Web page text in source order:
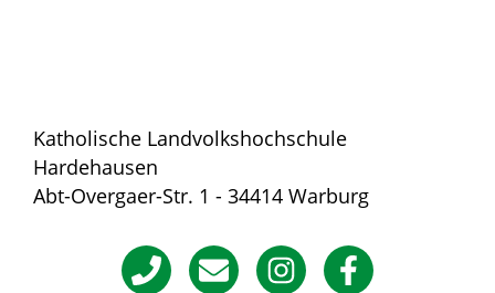
Katholische Landvolkshochschule
Hardehausen
Abt-Overgaer-Str. 1 - 34414 Warburg